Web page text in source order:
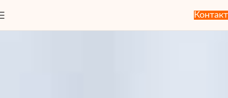
Контакт